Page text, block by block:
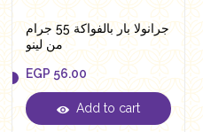
جرانولا بار بالفواكة 55 جرام
من لينو
EGP 56.00
EGP 56.00
Add to cart